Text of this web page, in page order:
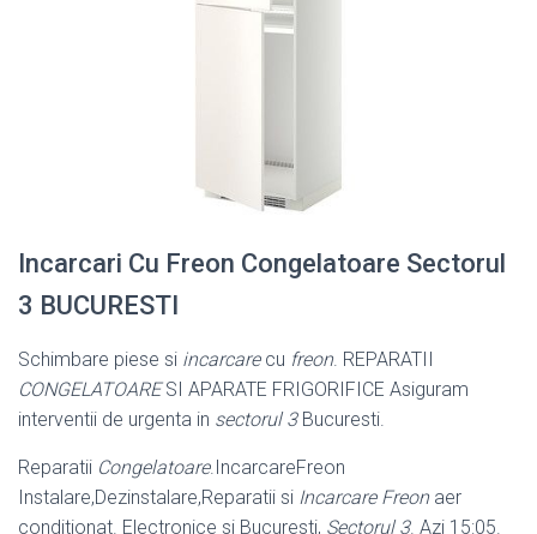
Incarcari Cu Freon Congelatoare Sectorul
3 BUCURESTI
Schimbare piese si incarcarecu freon. REPARATII
CONGELATOARESI APARATE FRIGORIFICE Asiguram
interventii de urgenta in sectorul 3Bucuresti.
Reparatii Congelatoare.IncarcareFreon
Instalare,Dezinstalare,Reparatii si Incarcare Freonaer
conditionat. Electronice si Bucuresti, Sectorul 3. Azi 15:05.